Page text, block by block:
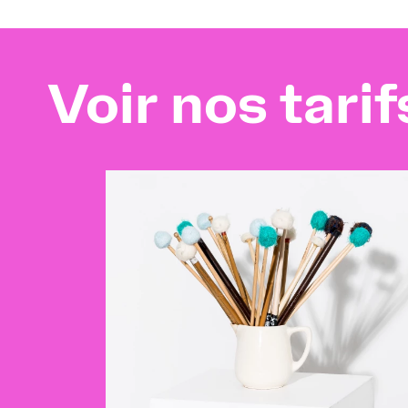
Voir nos